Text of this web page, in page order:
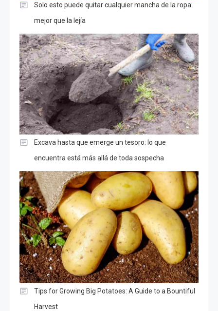
Solo esto puede quitar cualquier mancha de la ropa:
mejor que la lejía
Excava hasta que emerge un tesoro: lo que
encuentra está más allá de toda sospecha
Tips for Growing Big Potatoes: A Guide to a Bountiful
Harvest